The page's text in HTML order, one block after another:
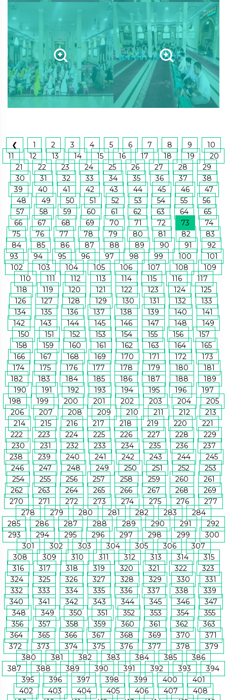
❮ 1 2 3 4 5 6 7 8 9
10
11
12 13 14 15 16 17 18 19
20
21
22 23 24 25 26 27 28
29
30
31 32 33 34 35 36 37
38
39
40 41 42 43 44 45 46
47
48
49 50 51 52 53 54 55
56
57
58 59 60 61 62 63 64
65
66
67 68 69 70 71 72 73
74
75
76 77 78 79 80 81 82
83
84
85 86 87 88 89 90 91
92
93
94 95 96 97 98 99 100
101
102
103 104 105 106 107 108
109
110
111 112 113 114 115 116
117
118
119 120 121 122 123 124
125
126
127 128 129 130 131 132
133
134
135 136 137 138 139 140
141
142
143 144 145 146 147 148
149
150
151 152 153 154 155 156
157
158
159 160 161 162 163 164
165
166
167 168 169 170 171 172
173
174
175 176 177 178 179 180
181
182
183 184 185 186 187 188
189
190
191 192 193 194 195 196
197
198
199 200 201 202 203 204
205
206
207 208 209 210 211 212
213
214
215 216 217 218 219 220
221
222
223 224 225 226 227 228
229
230
231 232 233 234 235 236
237
238
239 240 241 242 243 244
245
246
247 248 249 250 251 252
253
254
255 256 257 258 259 260
261
262
263 264 265 266 267 268
269
270
271 272 273 274 275 276
277
278
279 280 281 282 283
284
285
286 287 288 289 290 291
292
293
294 295 296 297 298 299
300
301
302 303 304 305 306
307
308
309 310 311 312 313 314
315
316
317 318 319 320 321 322
323
324
325 326 327 328 329 330
331
332
333 334 335 336 337 338
339
340
341 342 343 344 345 346
347
348
349 350 351 352 353 354
355
356
357 358 359 360 361 362
363
364
365 366 367 368 369 370
371
372
373 374 375 376 377 378
379
380
381 382 383 384 385
386
387
388 389 390 391 392 393
394
395
396 397 398 399 400
401
402
403 404 405 406 407
408